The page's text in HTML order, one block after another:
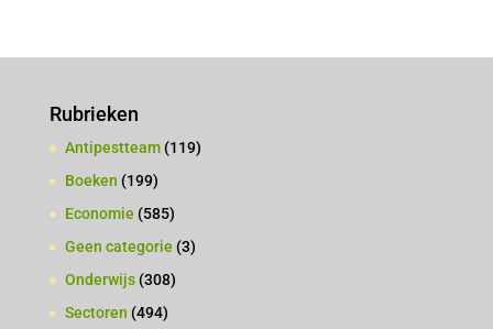
Rubrieken
Antipestteam(119)
Boeken (199)
Economie (585)
Geen categorie (3)
Onderwijs(308)
Sectoren (494)